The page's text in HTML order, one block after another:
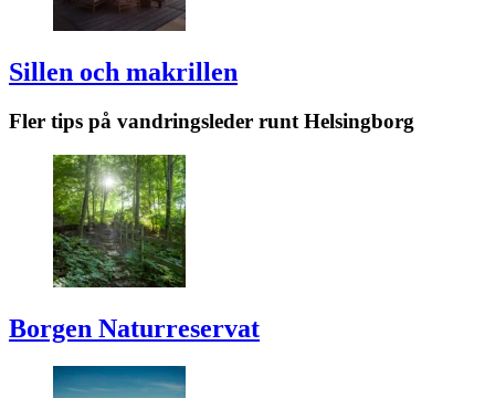
Sillen och makrillen
Fler tips på vandringsleder runt Helsingborg
Borgen Naturreservat